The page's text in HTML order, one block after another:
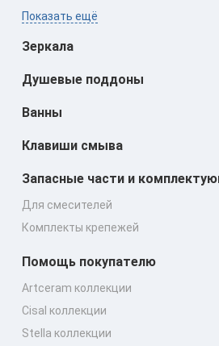
Показать ещё
Зеркала
Душевые поддоны
Ванны
Клавиши смыва
Запасные части и
Для смесителей
Комплекты крепежей
Помощь покупателю
Artceram коллекции
Cisal коллекции
Stella коллекции